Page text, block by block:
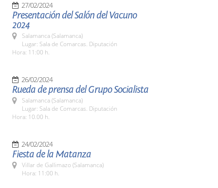
27/02/2024
Presentación del Salón del Vacuno
2024
Salamanca (Salamanca)
Lugar: Sala de Comarcas. Diputación
Hora: 11:00 h.
26/02/2024
Rueda de prensa del Grupo Socialista
Salamanca (Salamanca)
Lugar: Sala de Comarcas. Diputación
Hora: 10.00 h.
24/02/2024
Fiesta de la Matanza
Villar de Gallimazo (Salamanca)
Hora: 11:00 h.